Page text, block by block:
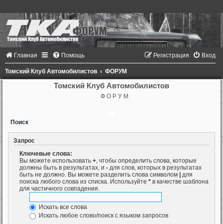
Главная Помощь Вход
Регистрация
Томский Клуб Автомобилистов ФОРУМ
Томский Клуб Автомобилистов
Ф О Р У М
Поиск
Запрос
Ключевые слова:
Вы можете использовать +, чтобы определить слова, которые
должны быть в результатах, и - для слов, которых в результатах
быть не должно. Вы можете разделить слова символом
для
поиска любого слова из списка. Используйте * в качестве шаблона
для частичного совпадения.
Искать все слова
Искать любое слово/поиск с языком запросов